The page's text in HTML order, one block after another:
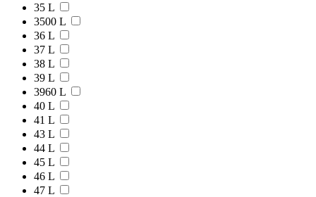
35 L
3500 L
36 L
37 L
38 L
39 L
3960 L
40 L
41 L
43 L
44 L
45 L
46 L
47 L